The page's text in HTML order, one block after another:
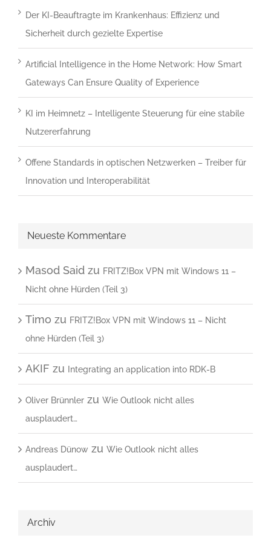
Der KI-Beauftragte im Krankenhaus: Effizienz und
Sicherheit durch gezielte Expertise
Artificial Intelligence in the Home Network: How Smart
Gateways Can Ensure Quality of Experience
KI im Heimnetz – Intelligente Steuerung für eine stabile
Nutzererfahrung
Offene Standards in optischen Netzwerken – Treiber für
Innovation und Interoperabilität
Neueste Kommentare
Masod Said zu FRITZ!Box VPN mit Windows 11 –
Nicht ohne Hürden (Teil 3)
Timo zu FRITZ!Box VPN mit Windows 11 – Nicht
ohne Hürden (Teil 3)
AKIF zu Integrating an application into RDK-B
Oliver Brünnler zu Wie Outlook nicht alles
ausplaudert…
Andreas Dünow zu Wie Outlook nicht alles
ausplaudert…
Archiv